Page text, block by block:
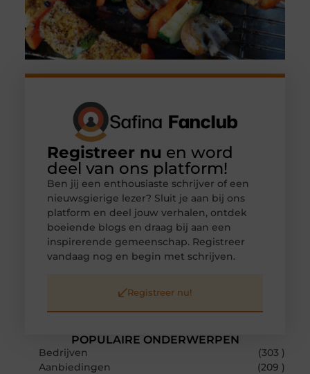
POPULAIRE ONDERWERPEN
Bedrijven
(303 )
Aanbiedingen
(209 )
Registreer nu en word
deel van ons platform!
Ben jij een enthousiaste schrijver of een
nieuwsgierige lezer? Sluit je aan bij ons
platform en deel jouw verhalen, ontdek
boeiende blogs en draag bij aan een
inspirerende gemeenschap. Registreer
vandaag nog en begin met schrijven.
Registreer nu!